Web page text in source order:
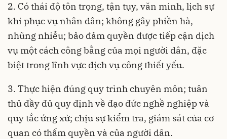
2. Có thái độ tôn trọng, tận tụy, văn minh, lịch sự
khi phục vụ nhân dân; không gây phiền hà,
nhũng nhiễu; bảo đảm quyền được tiếp cận dịch
vụ một cách công bằng của mọi người dân, đặc
biệt trong lĩnh vực dịch vụ công thiết yếu.
3. Thực hiện đúng quy trình chuyên môn; tuân
thủ đầy đủ quy định về đạo đức nghề nghiệp và
quy tắc ứng xử; chịu sự kiểm tra, giám sát của cơ
quan có thẩm quyền và của người dân.